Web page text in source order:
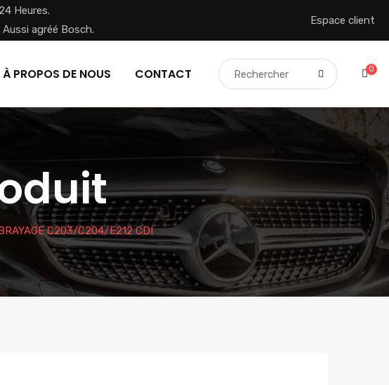
Heures.
agréé Bosch.
Espace client
À PROPOS DE NOUS CONTACT 0
C203/C204/E212 CDI